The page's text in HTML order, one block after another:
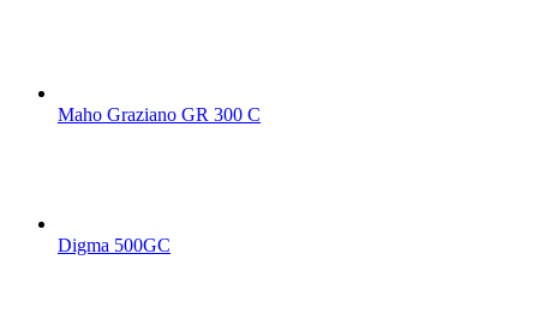
Maho Graziano GR 300 C
Digma 500GC